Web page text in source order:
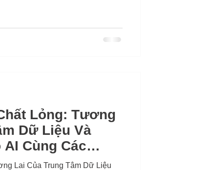
Lỏng: Tương
Dữ Liệu Và
Cùng Các
Lai Của Trung Tâm Dữ Liệu